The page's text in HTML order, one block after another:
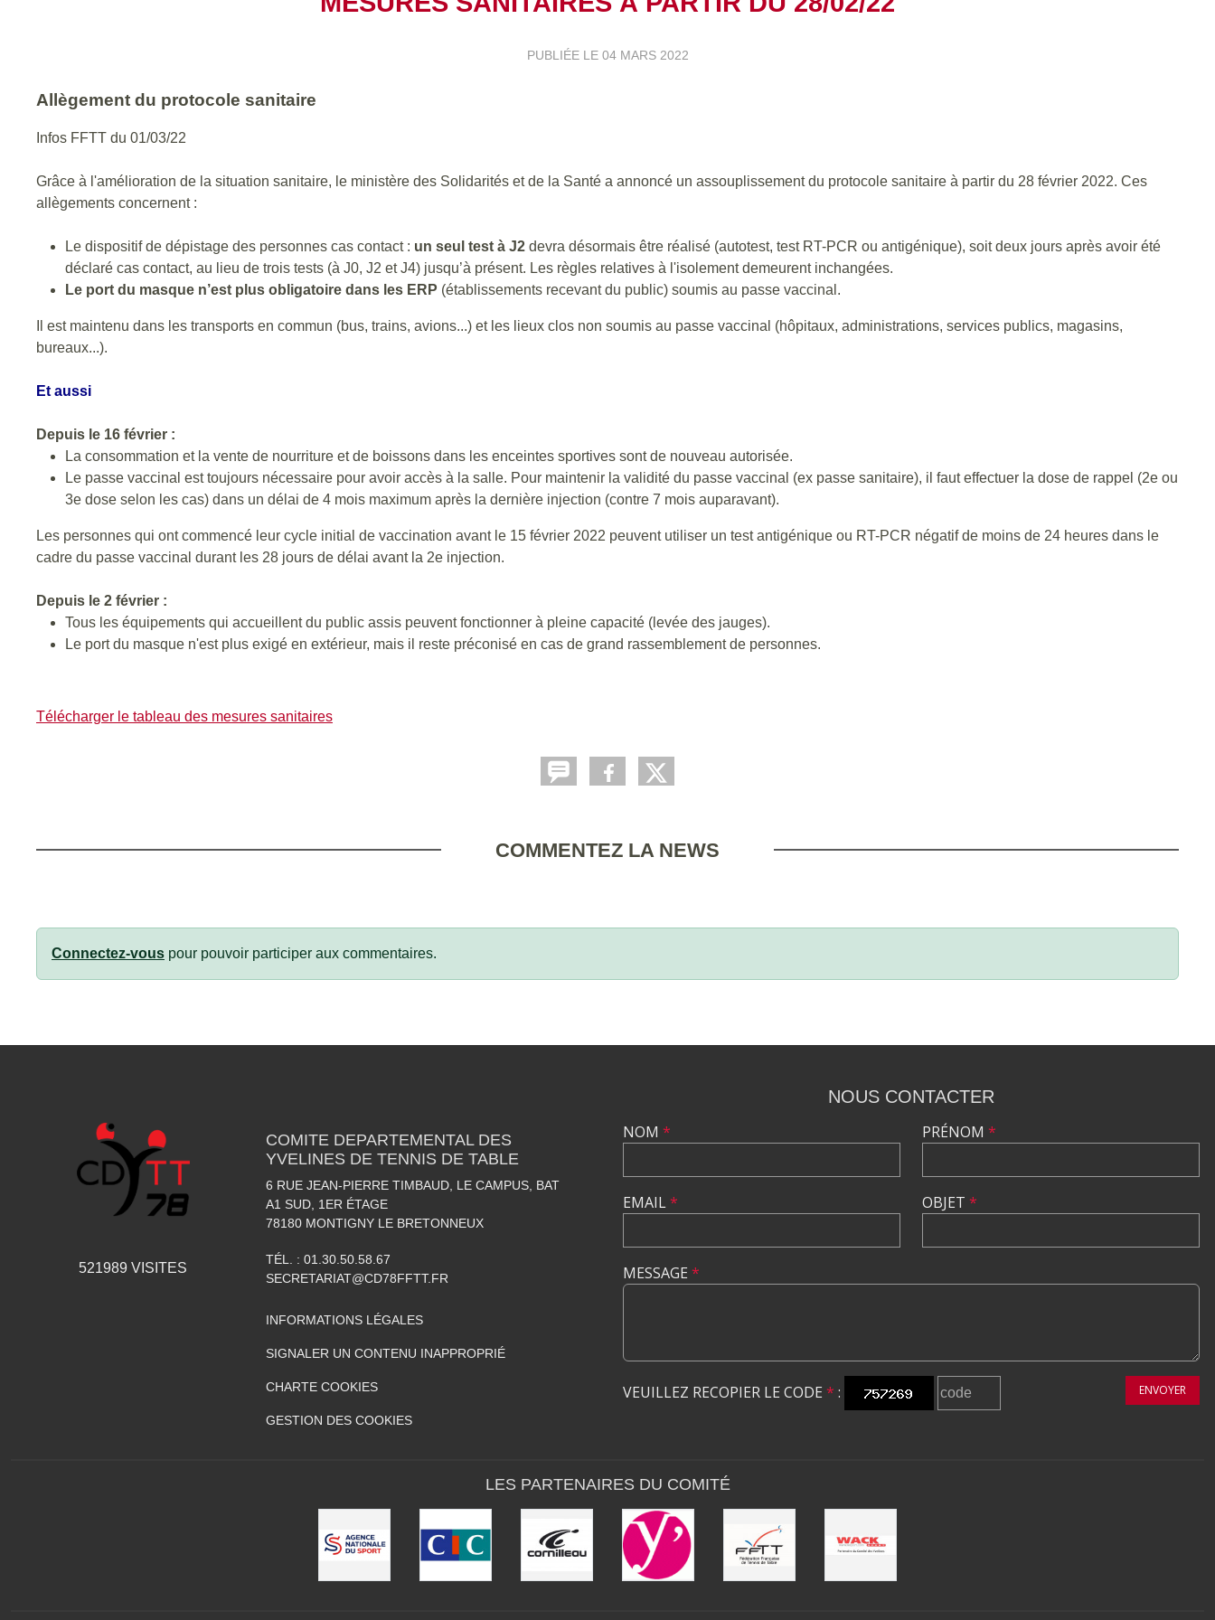
PUBLIÉE LE 04 MARS 2022
Allègement du protocole sanitaire
Infos FFTT du 01/03/22
Grâce à l'amélioration de la situation sanitaire, le ministère des Solidarités et de la Santé a annoncé un assouplissement du protocole sanitaire à partir du 28 février 2022. Ces
allègements concernent :
Le dispositif de dépistage des personnes cas contact : un seul test à J2 devra désormais être réalisé (autotest, test RT-PCR ou antigénique), soit deux jours après avoir été
déclaré cas contact, au lieu de trois tests (à J0, J2 et J4) jusqu’à présent. Les règles relatives à l'isolement demeurent inchangées.
Le port du masque n’est plus obligatoire dans les ERP (établissements recevant du public) soumis au passe vaccinal.
Il est maintenu dans les transports en commun (bus, trains, avions...) et les lieux clos non soumis au passe vaccinal (hôpitaux, administrations, services publics, magasins,
bureaux...).
Et aussi
Depuis le 16 février :
La consommation et la vente de nourriture et de boissons dans les enceintes sportives sont de nouveau autorisée.
Le passe vaccinal est toujours nécessaire pour avoir accès à la salle. Pour maintenir la validité du passe vaccinal (ex passe sanitaire), il faut effectuer la dose de rappel (2e ou
3e dose selon les cas) dans un délai de 4 mois maximum après la dernière injection (contre 7 mois auparavant).
Les personnes qui ont commencé leur cycle initial de vaccination avant le 15 février 2022 peuvent utiliser un test antigénique ou RT-PCR négatif de moins de 24 heures dans le
cadre du passe vaccinal durant les 28 jours de délai avant la 2e injection.
Depuis le 2 février :
Tous les équipements qui accueillent du public assis peuvent fonctionner à pleine capacité (levée des jauges).
Le port du masque n'est plus exigé en extérieur, mais il reste préconisé en cas de grand rassemblement de personnes.
Télécharger le tableau des mesures sanitaires
COMMENTEZ LA NEWS
Connectez-vous pour pouvoir participer aux commentaires.
521989 VISITES
COMITE DEPARTEMENTAL DES
YVELINES DE TENNIS DE TABLE
6 RUE JEAN-PIERRE TIMBAUD, LE CAMPUS, BAT
A1 SUD, 1ER ÉTAGE
78180 MONTIGNY LE BRETONNEUX
TÉL. : 01.30.50.58.67
SECRETARIAT@CD78FFTT.FR
INFORMATIONS LÉGALES
SIGNALER UN CONTENU INAPPROPRIÉ
CHARTE COOKIES
GESTION DES COOKIES
NOUS CONTACTER
NOM *
EMAIL*
PRÉNOM *
OBJET *
MESSAGE *
VEUILLEZ RECOPIER LE CODE * : ENVOYER
LES PARTENAIRES DU COMITÉ